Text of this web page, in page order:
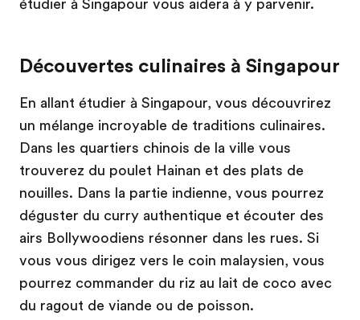
étudier à Singapour vous aidera à y parvenir.
Découvertes culinaires à Singapour
En allant étudier à Singapour, vous découvrirez
un mélange incroyable de traditions culinaires.
Dans les quartiers chinois de la ville vous
trouverez du poulet Hainan et des plats de
nouilles. Dans la partie indienne, vous pourrez
déguster du curry authentique et écouter des
airs Bollywoodiens résonner dans les rues. Si
vous vous dirigez vers le coin malaysien, vous
pourrez commander du riz au lait de coco avec
du ragout de viande ou de poisson.